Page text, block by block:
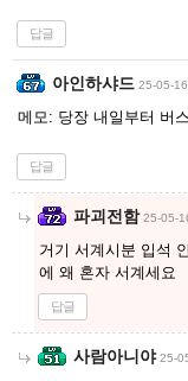
답글
아인하샤드 25-05-
메모: 당장 내일부터 버
답글
파괴전함 25-05-
거기 서계시분 입석
에 왜 혼자 서계세요
답글
사람아니야 25-